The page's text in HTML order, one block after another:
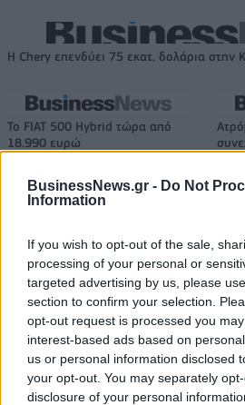
BusinessNews.gr - Do Not
Information
If you wish to opt-out of the sale,
processing of your personal or
targeted advertising by us, please
section to confirm your selection.
opt-out request is processed you
interest-based ads based on
us or personal information disclosed
your opt-out. You may separately
disclosure of your personal
Η Chery επενδύει 75 εκατ. δολάρια στην
Το FIAT 500 Hybrid τώρα από
18.990 ευρώ
18η συνεχόμενη χρονιά για τον ΟΤΕ στη
FTSE4Good
Alpha Bank: Για πρώτη φορά το
Αρχαίο Θέατρο Επιδαύρου
άνοιξε τις πύλες του σε όλους